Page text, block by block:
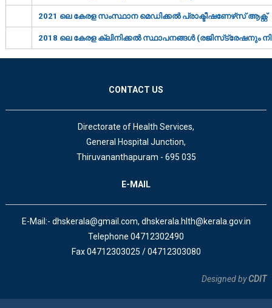
2021 ലെ കേരള സംസ്ഥാന മെഡിക്കല്‍ പ്രാക്ടീഷണേഴ്‌സ് ആക്റ്റ്‌
2018 ലെ കേരള ക്ലിനിക്കല്‍ സ്ഥാപനങ്ങള്‍ (രജിസ്‌ട്രേഷനും
CONTACT US
Directorate of Health Services,
General Hospital Junction,
Thiruvananthapuram - 695 035
E-MAIL
E-Mail:- dhskerala@gmail.com, dhskerala.hlth@kerala.gov.in
Telephone 04712302490
Fax 04712303025 / 04712303080
Designed byCDIT